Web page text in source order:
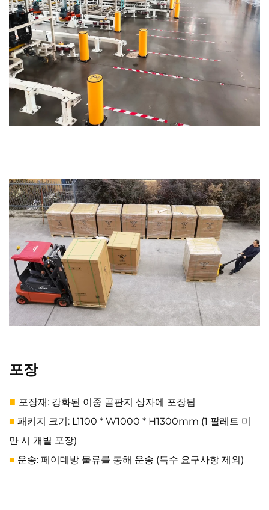
포장
■ 포장재: 강화된 이중 골판지 상자에 포장됨
■ 패키지 크기: L1100 * W1000 * H1300mm (1 팔레트 미
만 시 개별 포장)
■ 운송: 페이데방 물류를 통해 운송 (특수 요구사항 제외)